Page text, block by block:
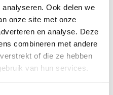
Ook delen we
onze site met onze
en analyse. Deze
combineren met andere
of die ze hebben
van hun services.
wanneer de oude aan
van het merk Zet.
geleverd met banden etc.